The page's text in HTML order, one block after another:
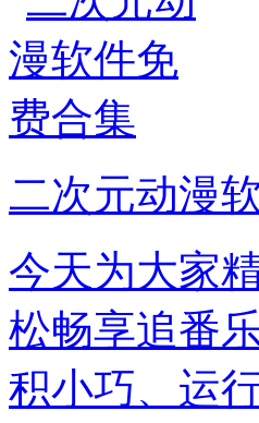
二次元动漫
今天为大家
松畅享追番
积小巧、运